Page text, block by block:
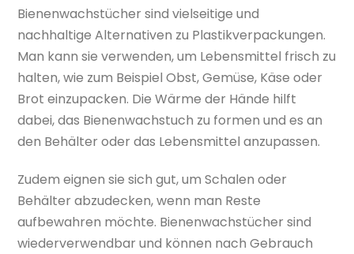
Bienenwachstücher sind vielseitige und
nachhaltige Alternativen zu Plastikverpackungen.
Man kann sie verwenden, um Lebensmittel frisch zu
halten, wie zum Beispiel Obst, Gemüse, Käse oder
Brot einzupacken. Die Wärme der Hände hilft
dabei, das Bienenwachstuch zu formen und es an
den Behälter oder das Lebensmittel anzupassen.
Zudem eignen sie sich gut, um Schalen oder
Behälter abzudecken, wenn man Reste
aufbewahren möchte. Bienenwachstücher sind
wiederverwendbar und können nach Gebrauch